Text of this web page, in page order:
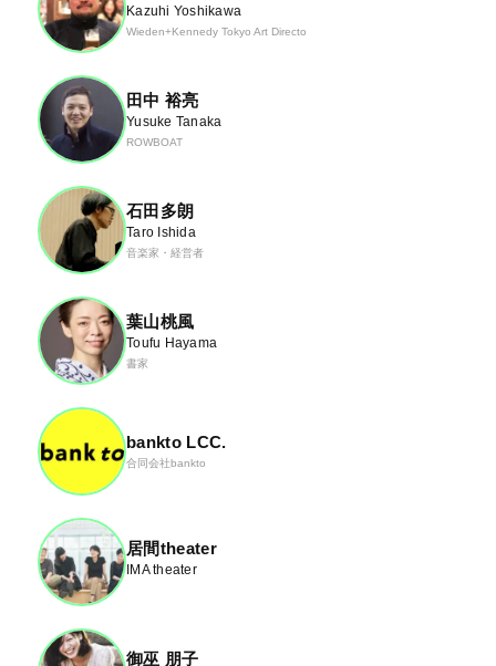
Kazuhi Yoshikawa
Wieden+Kennedy Tokyo Art Directo
田中 裕亮
Yusuke Tanaka
ROWBOAT
石田多朗
Taro Ishida
音楽家・経営者
葉山桃風
Toufu Hayama
書家
bankto LCC.
合同会社bankto
居間theater
IMA theater
御巫 朋子